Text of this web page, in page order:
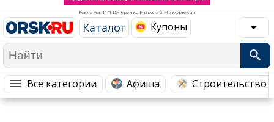
Реклама. ИП Кучеренко Николай Николаевич
Каталог Купоны
Все категории Афиша Строительство
Красота Косметология
Медицина Здоровье
Гостиницы
Администрация
Промышленность
Городское хозяйство